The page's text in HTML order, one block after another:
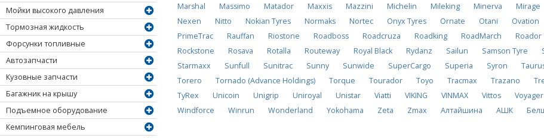
Мойки высокого давления
Тормозная жидкость
Форсунки топливные
Автозапчасти
Кузовные запчасти
Багажник на крышу
Подъемное оборудование
Кемпинговая мебель
Marshal
Massimo Matador Maxxis Mazzini Michelin Mileking Minerva Mirage
Nexen
Nitto Nokian Tyres Normaks Nortec Onyx Tyres Ornate Otani Ovation
PrimeTrac
Rauffan Riostone Roadboss Roadcruza Roadking RoadMarch Roador
Rockstone
Rosava Rotalla Routeway Royal Black Rydanz Sailun Samson Tyre
Starmaxx
Sunfull Sunitrac Sunny Sunwide SuperCargo Superia Syron
Torero
Tornado (Advance Holdings) Torque Tourador Toyo Tracmax Trazano
TyRex
Unicoin Unigrip Uniroyal Unistar Viatti VIKING VINMAX Vittos Voyager
Windforce
Winrun Wonderland Yokohama Zeta Zmax Алтайшина АШК